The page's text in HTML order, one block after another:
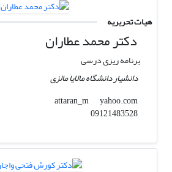
هیات تحریریه
دکتر محمد عطاران
برنامه ریزی درسی
دانشیار دانشگاه مالایا مالزی
attaran_m
yahoo.com
09121483528